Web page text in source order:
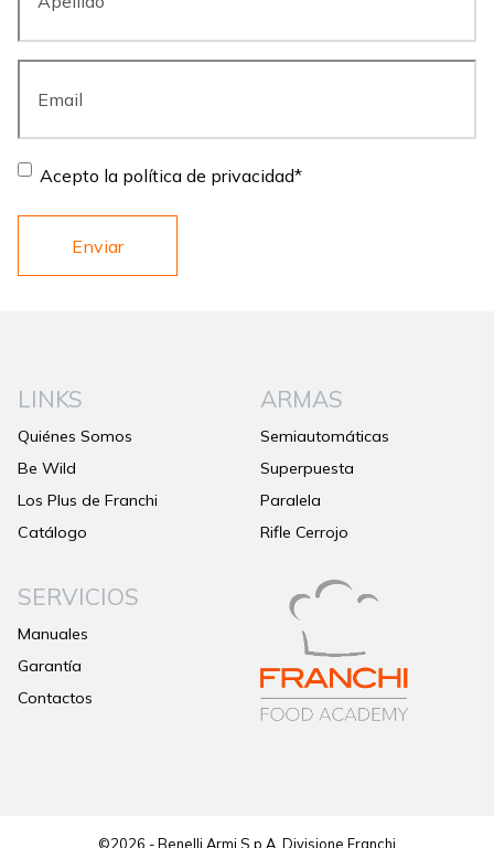
Consent*
Acepto la política de privacidad*
LINKS
Quiénes Somos
Be Wild
Los Plus de Franchi
Catálogo
ARMAS
Semiautomáticas
Superpuesta
Paralela
Rifle Cerrojo
SERVICIOS
Manuales
Garantía
Contactos
©2026 - Benelli Armi S.p.A. Divisione Franchi